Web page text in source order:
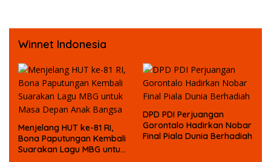
Winnet Indonesia
Menjelang HUT ke-81 RI,
Bona Paputungan Kembali
Suarakan Lagu MBG untuk
DPD PDI Perjuangan
Gorontalo Hadirkan Nobar
Final Piala Dunia Berhadiah